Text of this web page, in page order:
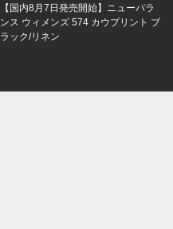
【国内8月7日発売開始】ニューバラ
ンス ウィメンズ 574 カウプリント ブ
ラック/リネン